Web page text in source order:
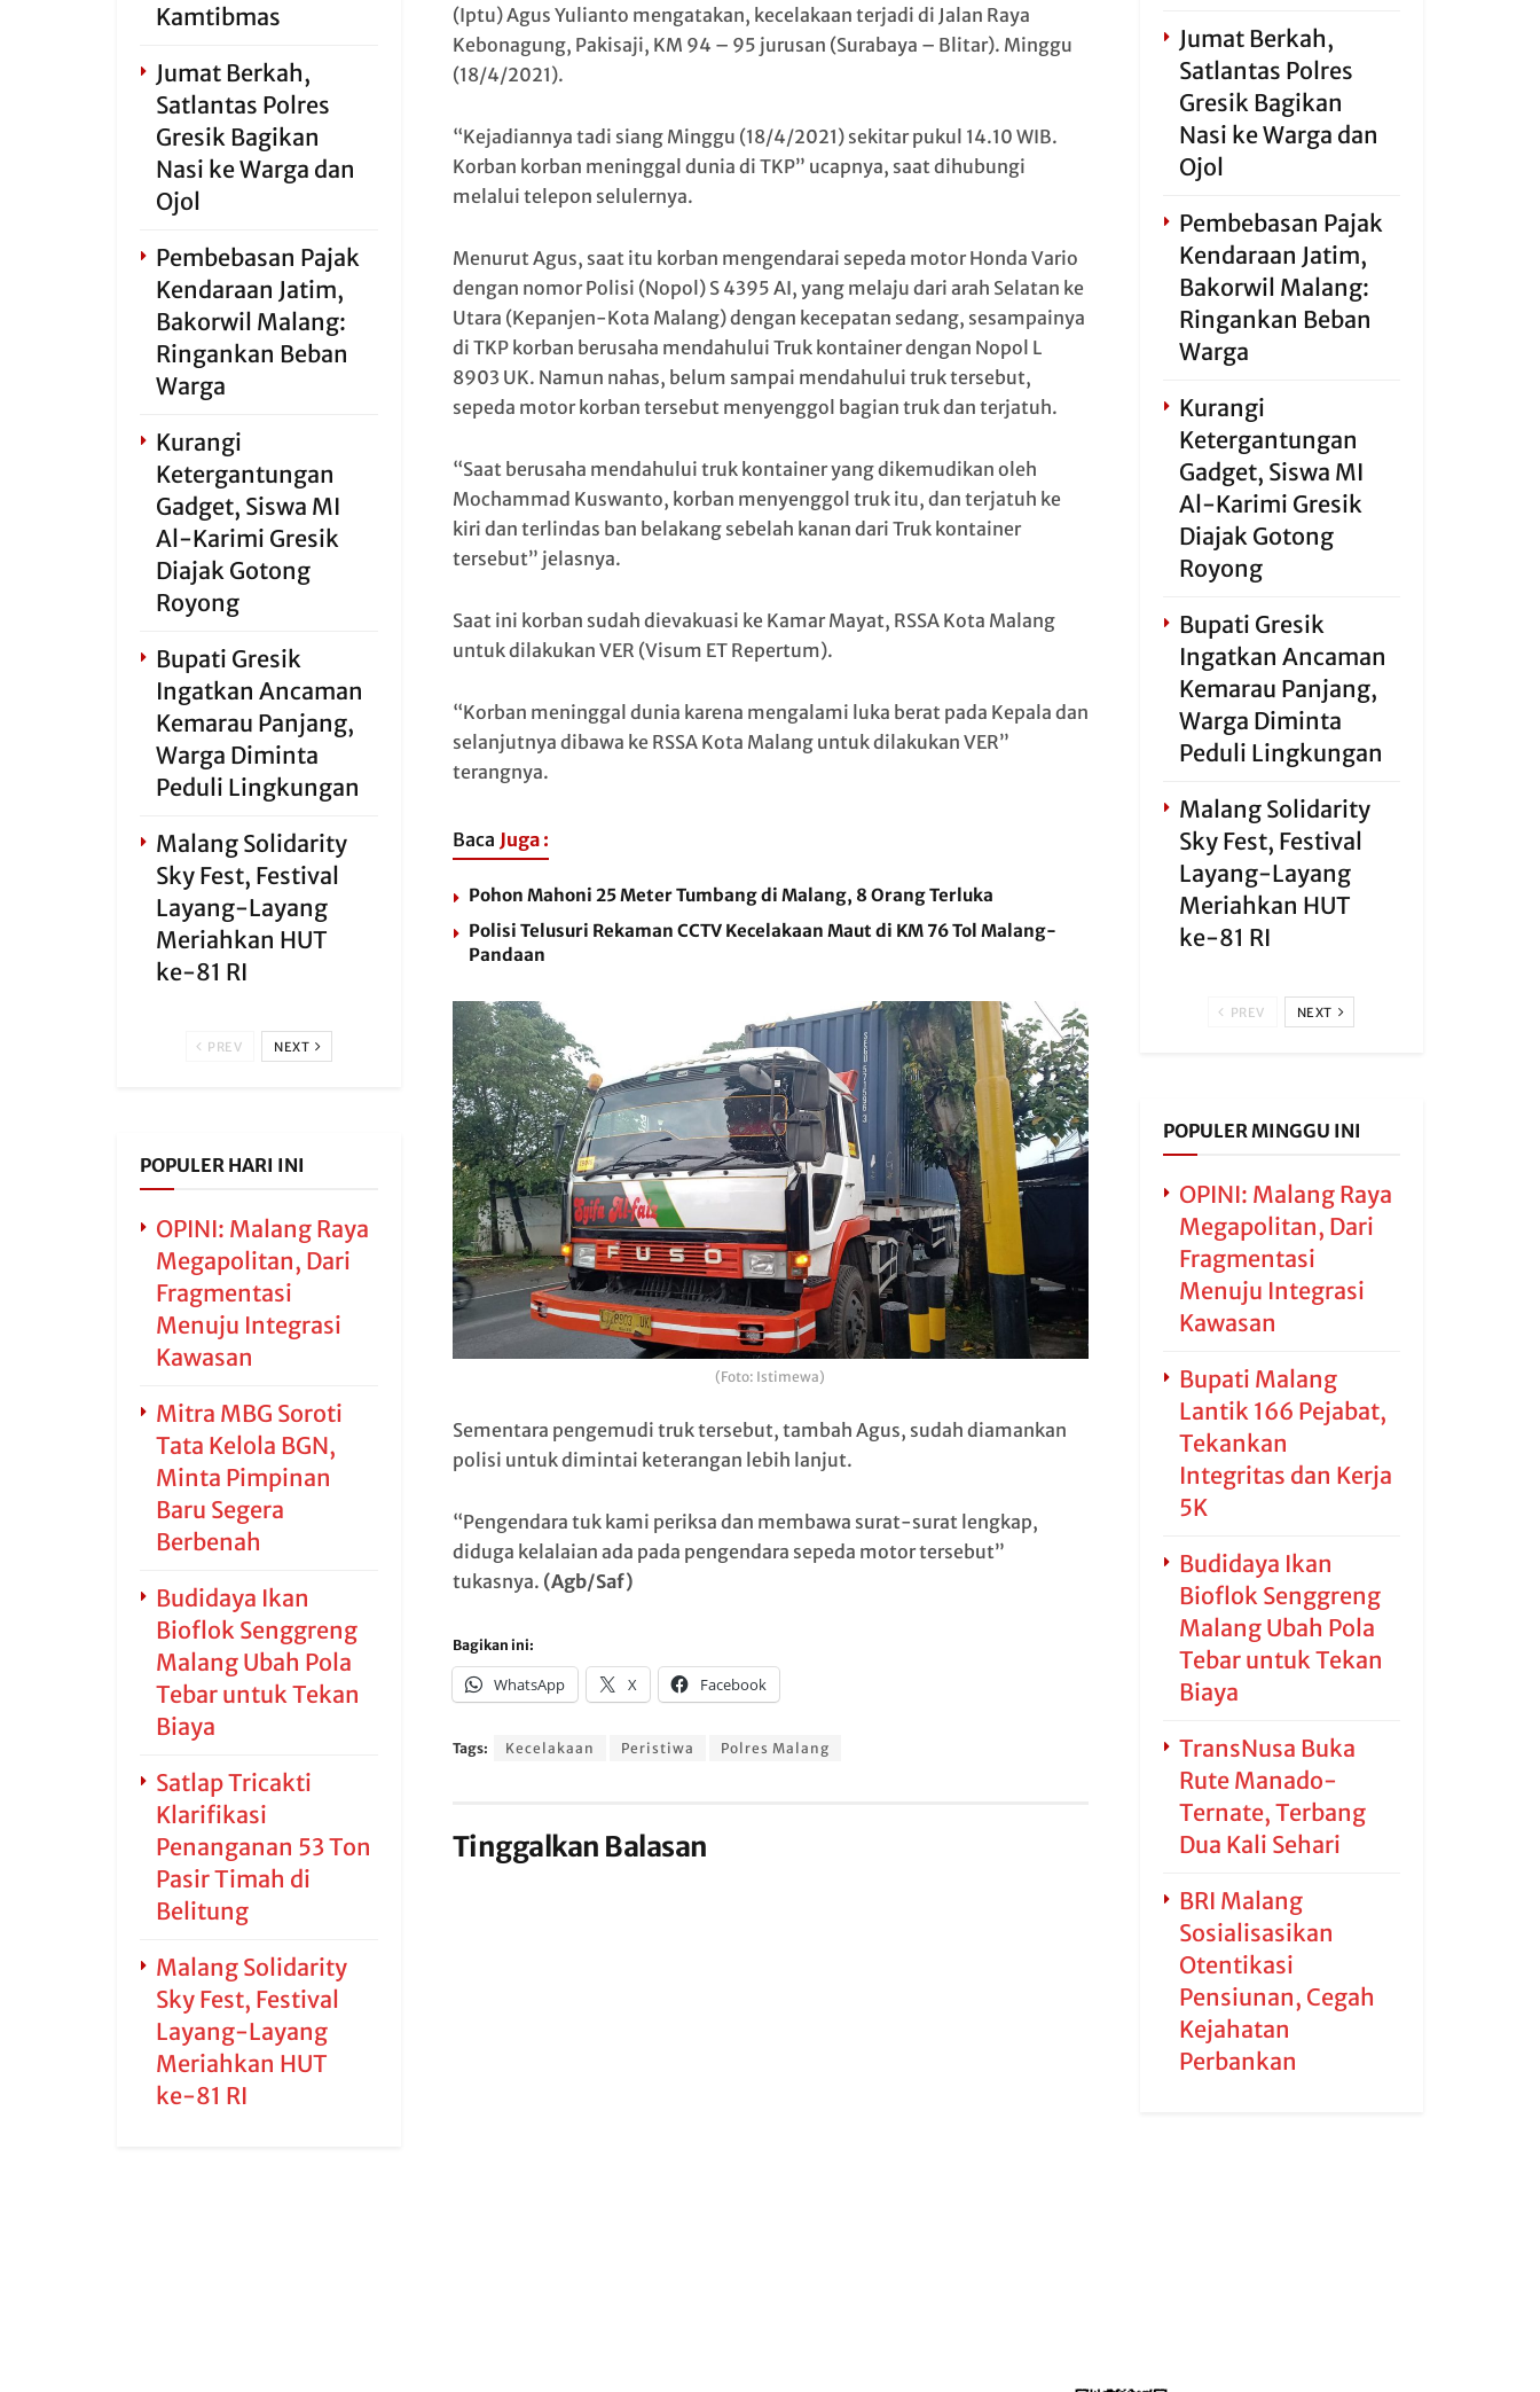
(Iptu) Agus Yulianto mengatakan, kecelakaan terjadi di Jalan Raya
Kebonagung, Pakisaji, KM 94 – 95 jurusan (Surabaya – Blitar). Minggu
(18/4/2021).
“Kejadiannya tadi siang Minggu (18/4/2021) sekitar pukul 14.10 WIB.
Korban korban meninggal dunia di TKP” ucapnya, saat dihubungi
melalui telepon selulernya.
Menurut Agus, saat itu korban mengendarai sepeda motor Honda Vario
dengan nomor Polisi (Nopol) S 4395 AI, yang melaju dari arah Selatan ke
Utara (Kepanjen-Kota Malang) dengan kecepatan sedang, sesampainya
di TKP korban berusaha mendahului Truk kontainer dengan Nopol L
8903 UK. Namun nahas, belum sampai mendahului truk tersebut,
sepeda motor korban tersebut menyenggol bagian truk dan terjatuh.
“Saat berusaha mendahului truk kontainer yang dikemudikan oleh
Mochammad Kuswanto, korban menyenggol truk itu, dan terjatuh ke
kiri dan terlindas ban belakang sebelah kanan dari Truk kontainer
tersebut” jelasnya.
Saat ini korban sudah dievakuasi ke Kamar Mayat, RSSA Kota Malang
untuk dilakukan VER (Visum ET Repertum).
“Korban meninggal dunia karena mengalami luka berat pada Kepala dan
selanjutnya dibawa ke RSSA Kota Malang untuk dilakukan VER”
terangnya.
Baca Juga :
Pohon Mahoni 25 Meter Tumbang di Malang, 8 Orang Terluka
Polisi Telusuri Rekaman CCTV Kecelakaan Maut di KM 76 Tol Malang-
Pandaan
(Foto: Istimewa)
Sementara pengemudi truk tersebut, tambah Agus, sudah diamankan
polisi untuk dimintai keterangan lebih lanjut.
“Pengendara tuk kami periksa dan membawa surat-surat lengkap,
diduga kelalaian ada pada pengendara sepeda motor tersebut”
tukasnya. (Agb/Saf)
Bagikan ini:
WhatsApp X Facebook
Tags: Kecelakaan Peristiwa Polres Malang
Tinggalkan Balasan
Kamtibmas
Jumat Berkah,
Satlantas Polres
Gresik Bagikan
Nasi ke Warga dan
Ojol
Pembebasan Pajak
Kendaraan Jatim,
Bakorwil Malang:
Ringankan Beban
Warga
Kurangi
Ketergantungan
Gadget, Siswa MI
Al-Karimi Gresik
Diajak Gotong
Royong
Bupati Gresik
Ingatkan Ancaman
Kemarau Panjang,
Warga Diminta
Peduli Lingkungan
Malang Solidarity
Sky Fest, Festival
Layang-Layang
Meriahkan HUT
ke-81 RI
PREV NEXT
POPULER HARI INI
OPINI: Malang Raya
Megapolitan, Dari
Fragmentasi
Menuju Integrasi
Kawasan
Mitra MBG Soroti
Tata Kelola BGN,
Minta Pimpinan
Baru Segera
Berbenah
Budidaya Ikan
Bioflok Senggreng
Malang Ubah Pola
Tebar untuk Tekan
Biaya
Satlap Tricakti
Klarifikasi
Penanganan 53 Ton
Pasir Timah di
Belitung
Malang Solidarity
Sky Fest, Festival
Layang-Layang
Meriahkan HUT
ke-81 RI
Jumat Berkah,
Satlantas Polres
Gresik Bagikan
Nasi ke Warga dan
Ojol
Pembebasan Pajak
Kendaraan Jatim,
Bakorwil Malang:
Ringankan Beban
Warga
Kurangi
Ketergantungan
Gadget, Siswa MI
Al-Karimi Gresik
Diajak Gotong
Royong
Bupati Gresik
Ingatkan Ancaman
Kemarau Panjang,
Warga Diminta
Peduli Lingkungan
Malang Solidarity
Sky Fest, Festival
Layang-Layang
Meriahkan HUT
ke-81 RI
PREV NEXT
POPULER MINGGU INI
OPINI: Malang Raya
Megapolitan, Dari
Fragmentasi
Menuju Integrasi
Kawasan
Bupati Malang
Lantik 166 Pejabat,
Tekankan
Integritas dan Kerja
5K
Budidaya Ikan
Bioflok Senggreng
Malang Ubah Pola
Tebar untuk Tekan
Biaya
TransNusa Buka
Rute Manado-
Ternate, Terbang
Dua Kali Sehari
BRI Malang
Sosialisasikan
Otentikasi
Pensiunan, Cegah
Kejahatan
Perbankan